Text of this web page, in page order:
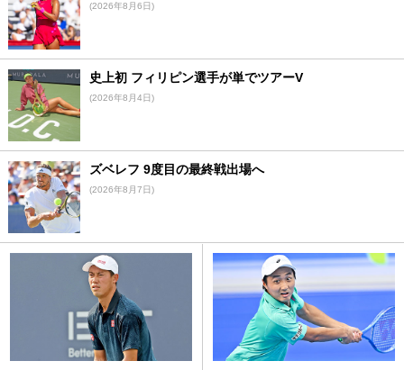
(2026年8月6日)
史上初 フィリピン選手が単でツアーV
(2026年8月4日)
ズベレフ 9度目の最終戦出場へ
(2026年8月7日)